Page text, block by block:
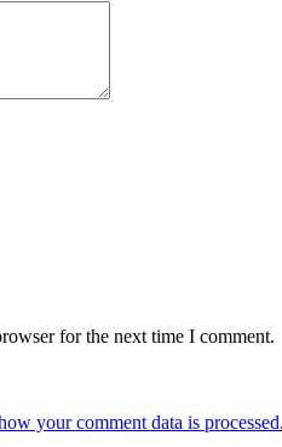
for the next time I comment.
your comment data is processed.